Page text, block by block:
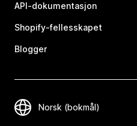
API-dokumentasjon
Shopify-fellesskapet
Blogger